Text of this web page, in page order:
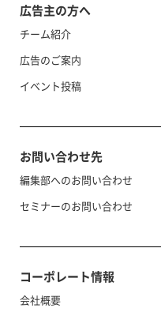
広告主の方へ
チーム紹介
広告のご案内
イベント投稿
お問い合わせ先
編集部へのお問い合わせ
セミナーのお問い合わせ
コーポレート情報
会社概要